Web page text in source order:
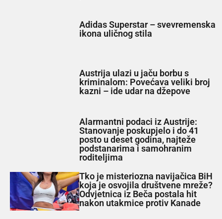
Adidas Superstar – svevremenska
ikona uličnog stila
Austrija ulazi u jaču borbu s
kriminalom: Povećava veliki broj
kazni – ide udar na džepove
Alarmantni podaci iz Austrije:
Stanovanje poskupjelo i do 41
posto u deset godina, najteže
podstanarima i samohranim
roditeljima
Tko je misteriozna navijačica BiH
koja je osvojila društvene mreže?
Odvjetnica iz Beča postala hit
nakon utakmice protiv Kanade